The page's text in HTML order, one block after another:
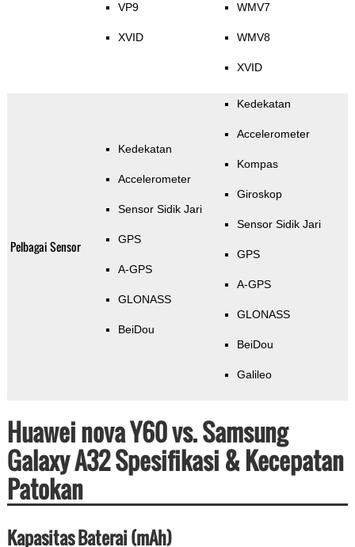
VP9
XVID
WMV7
WMV8
XVID
Pelbagai Sensor
Kedekatan
Accelerometer
Sensor Sidik Jari
GPS
A-GPS
GLONASS
BeiDou
Kedekatan
Accelerometer
Kompas
Giroskop
Sensor Sidik Jari
GPS
A-GPS
GLONASS
BeiDou
Galileo
Huawei nova Y60 vs. Samsung
Galaxy A32 Spesifikasi & Kecepatan
Patokan
Kapasitas Baterai (mAh)